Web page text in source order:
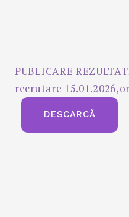
PUBLICARE
recrutare
DESCARCĂ